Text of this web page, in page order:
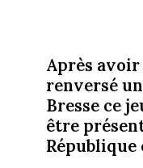
Après
renversé
Bresse ce
être
République